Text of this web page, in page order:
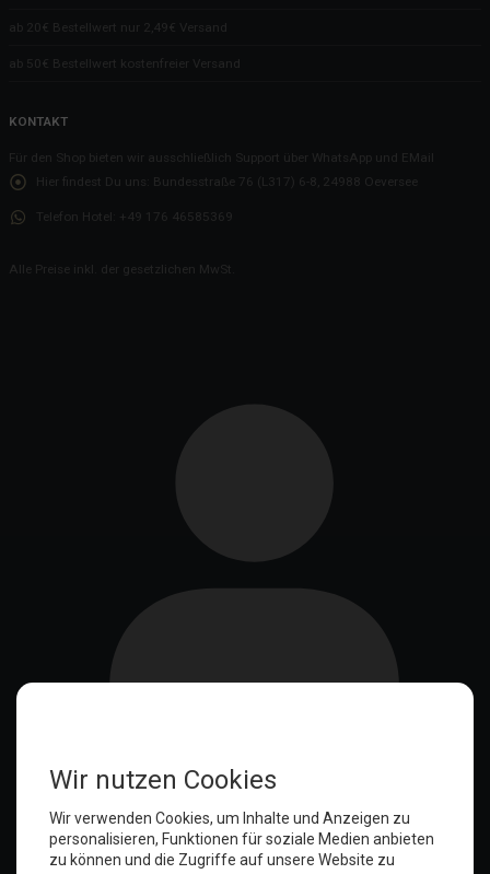
ab 20€ Bestellwert nur 2,49€ Versand
ab 50€ Bestellwert kostenfreier Versand
KONTAKT
Für den Shop bieten wir ausschließlich Support über WhatsApp und EMail
Hier findest Du uns:
Bundesstraße 76 (L317) 6-8, 24988 Oeversee
Telefon Hotel: +49 176 46585369
Alle Preise inkl. der gesetzlichen MwSt.